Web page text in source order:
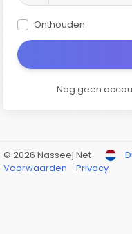
Onthouden
Nog geen
© 2026 Nasseej Net
Voorwaarden
Privacy